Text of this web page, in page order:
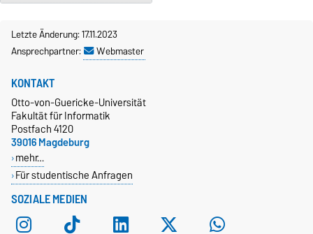
Letzte Änderung: 17.11.2023
Ansprechpartner:
Webmaster
SOZIALE MEDIEN
KONTAKT
Otto-von-Guericke-Universität
Fakultät für Informatik
Postfach 4120
39016 Magdeburg
mehr…
Für studentische Anfragen